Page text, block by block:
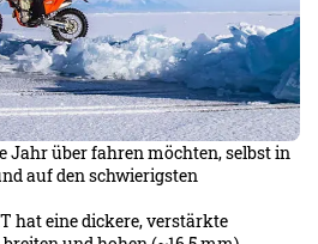
Jahr über fahren möchten, selbst in
auf den schwierigsten
hat eine dickere, verstärkte